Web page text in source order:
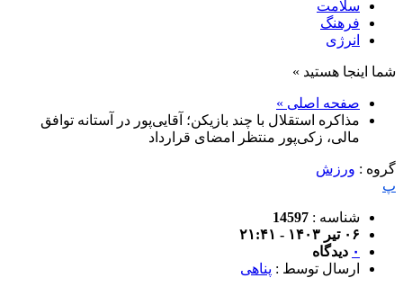
سلامت
فرهنگ
انرژی
شما اینجا هستید »
صفحه اصلی »
مذاکره استقلال با چند بازیکن؛ آقایی‌پور در آستانه توافق
مالی، زکی‌پور منتظر امضای قرارداد
گروه : ورزش
پ
شناسه : 14597
۰۶ تیر ۱۴۰۳ - ۲۱:۴۱
۰ دیدگاه
ارسال توسط : پناهی